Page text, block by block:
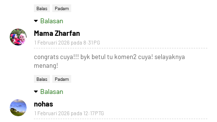
Balas Padam
Balasan
Mama Zharfan
1 Februari 2026 pada 8:31 PG
congrats cuya!!! byk betul tu komen2 cuya! selayaknya
menang!
Balas Padam
Balasan
nohas
1 Februari 2026 pada 12:17 PTG